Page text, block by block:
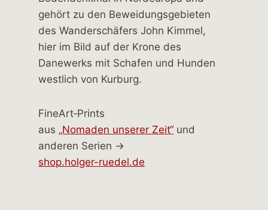
FineArt‑Prints
aus „Nomaden unserer Zeit“ und
anderen Serien →
shop.holger-ruedel.de